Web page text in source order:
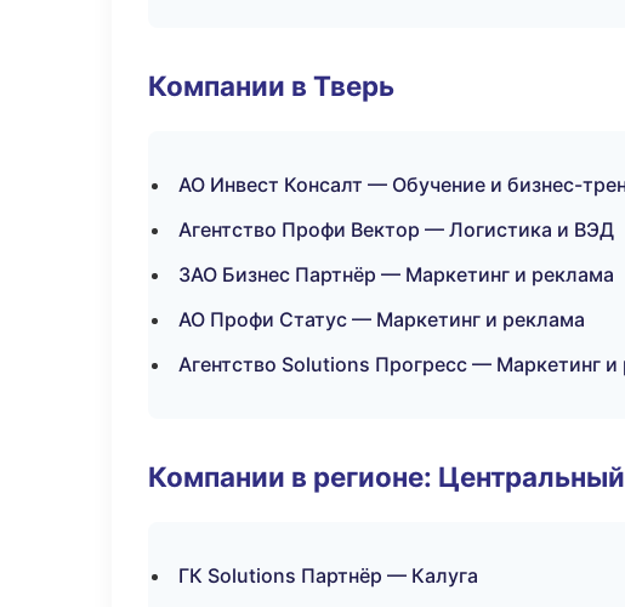
Компании в Тверь
АО Инвест Консалт — Обучение и бизнес-
Агентство Профи Вектор — Логистика и ВЭД
ЗАО Бизнес Партнёр — Маркетинг и реклама
АО Профи Статус — Маркетинг и реклама
Агентство Solutions Прогресс — Маркетинг и
Компании в регионе:
ГК Solutions Партнёр — Калуга